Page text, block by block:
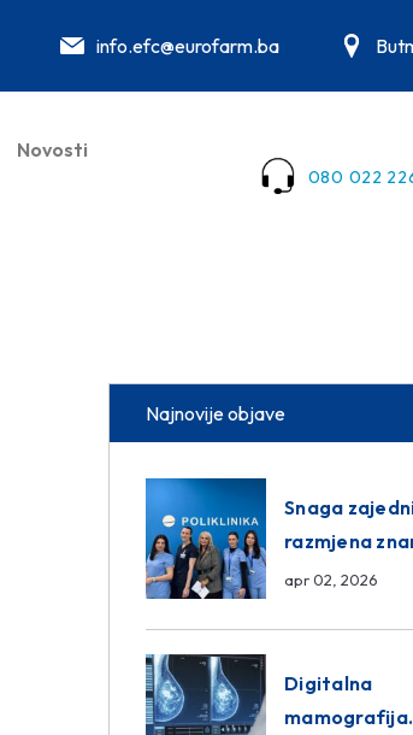
info.efc@eurofarm.ba
Novosti
080 022
Najnovije objave
Snaga
razmjena
unutar ASA
apr 02, 2026
Digitalna
mamografija